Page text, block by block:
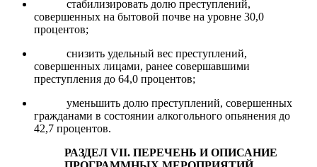
стабилизировать долю преступлений,
совершенных на бытовой почве на уровне 30,0
процентов;
снизить удельный вес преступлений,
совершенных лицами, ранее совершавшими
преступления до 64,0 процентов;
уменьшить долю преступлений, совершенных
гражданами в состоянии алкогольного опьянения до
42,7 процентов.
РАЗДЕЛ VII. ПЕРЕЧЕНЬ И ОПИСАНИЕ